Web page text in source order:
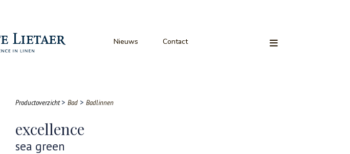
Nieuws Contact
Productoverzicht > Bad > Badlinnen
excellence
sea green